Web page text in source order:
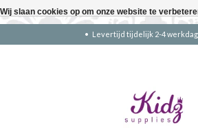
Levertijd tijdelijk 2-4
Wij slaan cookies op om onze website te